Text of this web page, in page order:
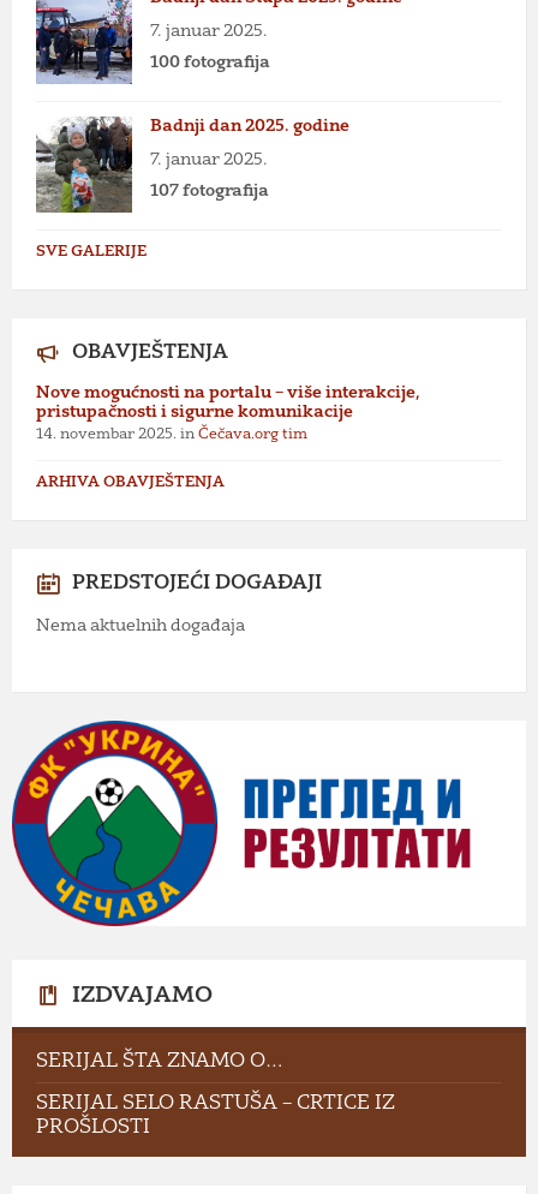
7. januar 2025.
100 fotografija
Badnji dan 2025. godine
7. januar 2025.
107 fotografija
SVE GALERIJE
OBAVJEŠTENJA
Nove mogućnosti na portalu – više interakcije,
pristupačnosti i sigurne komunikacije
14. novembar 2025. in Čečava.org tim
ARHIVA OBAVJEŠTENJA
PREDSTOJEĆI DOGAĐAJI
Nema aktuelnih događaja
IZDVAJAMO
SERIJAL ŠTA ZNAMO O…
SERIJAL SELO RASTUŠA – CRTICE IZ
PROŠLOSTI